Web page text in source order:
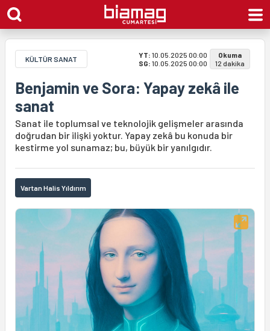
KÜLTÜR SANAT YT: 10.05.2025 00:00
SG: 10.05.2025 00:00
Okuma
12 dakika
Benjamin ve Sora: Yapay zekâ ile
sanat
Sanat ile toplumsal ve teknolojik gelişmeler arasında
doğrudan bir ilişki yoktur. Yapay zekâ bu konuda bir
kestirme yol sunamaz; bu, büyük bir yanılgıdır.
Vartan Halis Yıldırım